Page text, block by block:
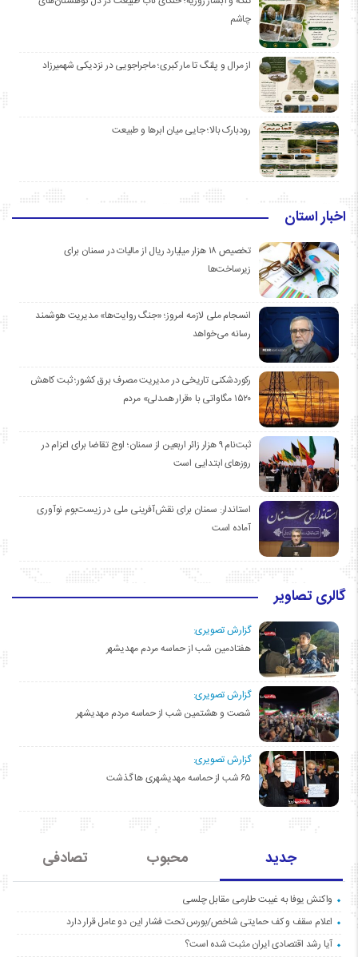
چاشم
از مرال و پلنگ تا مار کبری؛ ماجراجویی در نزدیکی شهمیرزاد
رودبارک بالا؛ جایی میان ابرها و طبیعت
اخبار استان
تخصیص ۱۸ هزار میلیارد ریال از مالیات در سمنان برای
زیرساخت‌ها
انسجام ملی لازمه امروز؛ «جنگ روایت‌ها» مدیریت هوشمند
رسانه می‌خواهد
رکوردشکنی تاریخی در مدیریت مصرف برق کشور؛ ثبت کاهش
۱۵۲۰ مگاواتی با «قرار همدلی» مردم
ثبت‌نام ۹ هزار زائر اربعین از سمنان؛ اوج تقاضا برای اعزام در
روزهای ابتدایی است
استاندار: سمنان برای نقش‌آفرینی ملی در زیست‌بوم نوآوری
آماده است
گالری تصاویر
گزارش تصویری:
هفتادمین شب از حماسه مردم مهدیشهر
گزارش تصویری:
شصت و هشتمین شب از حماسه مردم مهدیشهر
گزارش تصویری:
۶۵ شب از حماسه مهدیشهری ها گذشت
جدید محبوب تصادفی
واکنش یوفا به غیبت طارمی مقابل چلسی
اعلام سقف و کف حمایتی شاخص/بورس تحت فشار این دو عامل قرار دارد
آیا رشد اقتصادی ایران مثبت شده است؟